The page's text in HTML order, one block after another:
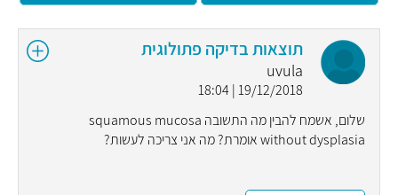
תוצאות בדיקה פתולוגית
uvula
19/12/2018 | 18:04
שלום, אשמח להבין מה התשובה squamous mucosa
without dysplasia אומרת? מה אני צריכה לעשות?